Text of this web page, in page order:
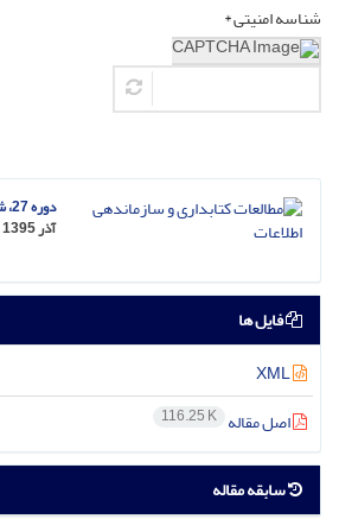
شناسه امنیتی *
دوره 27، شماره 3 - شماره پیاپی 107
آذر 1395
فایل ها
اصل مقاله 116.25 K
سابقه مقاله